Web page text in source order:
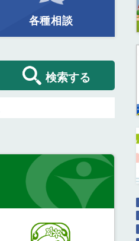
各種相談
検索する